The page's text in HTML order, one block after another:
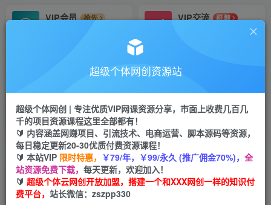
VIP会员
抢先
VIP交流
群聊
研究探讨更多创业项目路子。
会员专属推广链接
招募站长
挂机
项目
脚本卡密
APP下载
GO
首页 创业课程 会员专属 正文
（7192期）全网最全ChatGPT保姆级教学，零基
础上路
超级个体网创资源站
超级个体网创 | 专注优质VIP网课资源分享，市面上收费几百几
千的项目资源课程这里全部都有！
🔰 内容涵盖网赚项目、引流技术、电商运营、脚本源码等资源，
每日稳定更新20-30优质付费资源课程！
🔰 本站VIP 限时特惠， ￥79/年，￥99/永久 (推广佣金70%)， 全
站资源免费下载， 每天更新，欢迎加入！
🔰 超级个体云网创开放加盟，搭建一个和XXX网创一样的知识付
费平台， 站长微信：zszpp330